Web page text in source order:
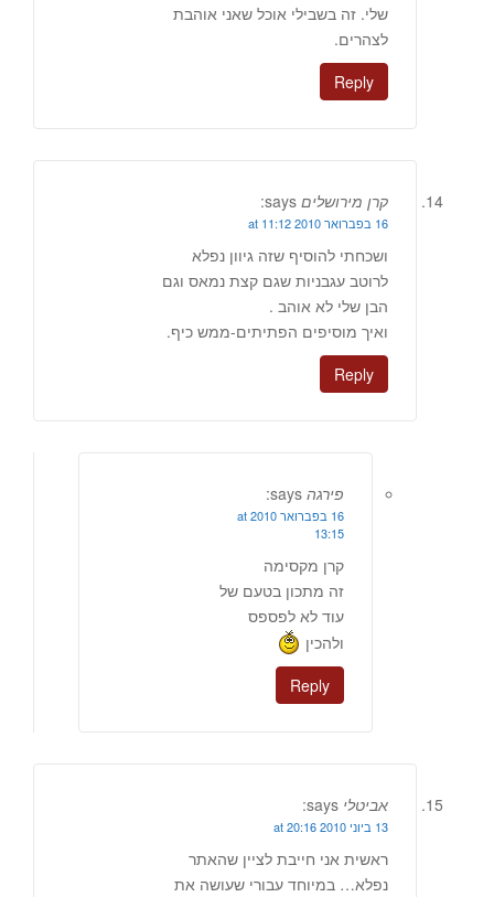
שלי. זה בשבילי אוכל שאני אוהבת
לצהרים.
Reply
קרן מירושלים says:
16 בפברואר 2010 at 11:12
ושכחתי להוסיף שזה גיוון נפלא
לרוטב עגבניות שגם קצת נמאס וגם
הבן שלי לא אוהב .
ואיך מוסיפים הפתיתים-ממש כיף.
Reply
פירגה says:
16 בפברואר 2010 at
13:15
קרן מקסימה
זה מתכון בטעם של
עוד לא לפספס
ולהכין
Reply
אביטלי says:
13 ביוני 2010 at 20:16
ראשית אני חייבת לציין שהאתר
נפלא… במיוחד עבורי שעושה את